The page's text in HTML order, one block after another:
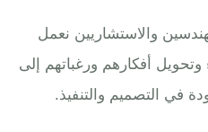
والاستشاريين نعمل
أفكارهم ورغباتهم إلى
في التصميم والتنفيذ.